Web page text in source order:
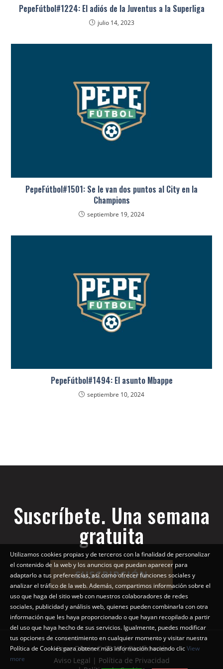
PepeFútbol#1224: El adiós de la Juventus a la Superliga
julio 14, 2023
PepeFútbol#1501: Se le van dos puntos al City en la
Champions
septiembre 19, 2024
PepeFútbol#1494: El asunto Mbappe
septiembre 10, 2024
Suscríbete. Una semana
gratuita
SUSCRIPCIÓN
Pepe Diario © 2018 | Diseño web
Aviso Legal | Política de Privacidad
Utilizamos cookies propias y de terceros con la finalidad de personalizar
el contenido de la web y los anuncios que puedan aparecer para
adaptarlo a tus preferencias, así como ofrecer funciones sociales y
analizar el tráfico de la web. Además, compartimos información sobre el
uso que haga del sitio web con nuestros colaboradores de redes
sociales, publicidad y análisis web, quienes pueden combinarla con otra
información que les haya proporcionado o que hayan recopilado a partir
del uso que haya hecho de sus servicios. Igualmente, puedes modificar
tus opciones de consentimiento en cualquier momento y visitar nuestra
Política de Cookies para obtener más información haciendo clicView
more